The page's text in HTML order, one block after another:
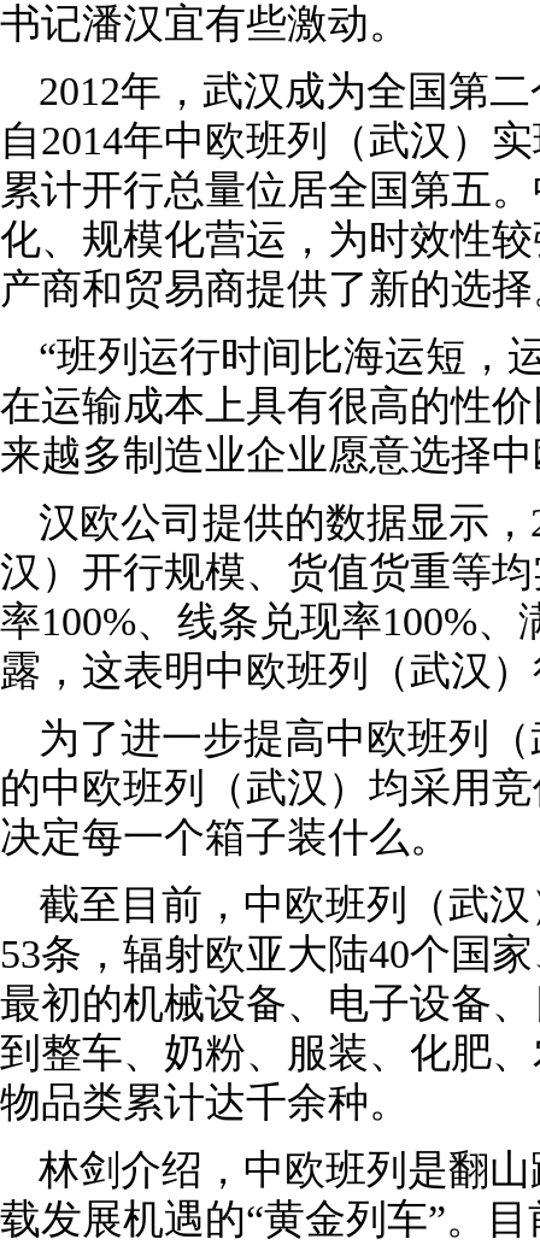
书记潘汉宜有些激动。
2012年，武汉成为全国第
自2014年中欧班列（武汉）
累计开行总量位居全国第五
化、规模化营运，为时效性
产商和贸易商提供了新的选
“班列运行时间比海运短，
在运输成本上具有很高的性
来越多制造业企业愿意选择
汉欧公司提供的数据显示
汉）开行规模、货值货重等
率100%、线条兑现率100%
露，这表明中欧班列（武汉
为了进一步提高中欧班列
的中欧班列（武汉）均采用
决定每一个箱子装什么。
截至目前，中欧班列（武
53条，辐射欧亚大陆40个国
最初的机械设备、电子设备
到整车、奶粉、服装、化肥
物品类累计达千余种。
林剑介绍，中欧班列是翻
载发展机遇的“黄金列车”。